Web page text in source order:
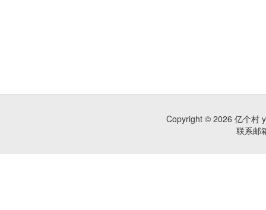
Copyright © 2026 亿个村
联系邮